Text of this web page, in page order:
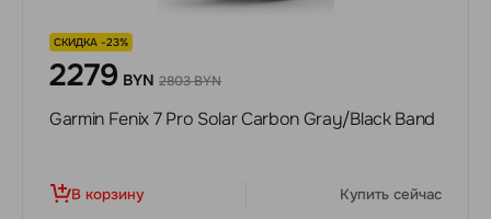
СКИДКА -23%
2279 BYN 2803 BYN
Garmin Fenix 7 Pro Solar Carbon Gray/Black Band
В корзину Купить сейчас